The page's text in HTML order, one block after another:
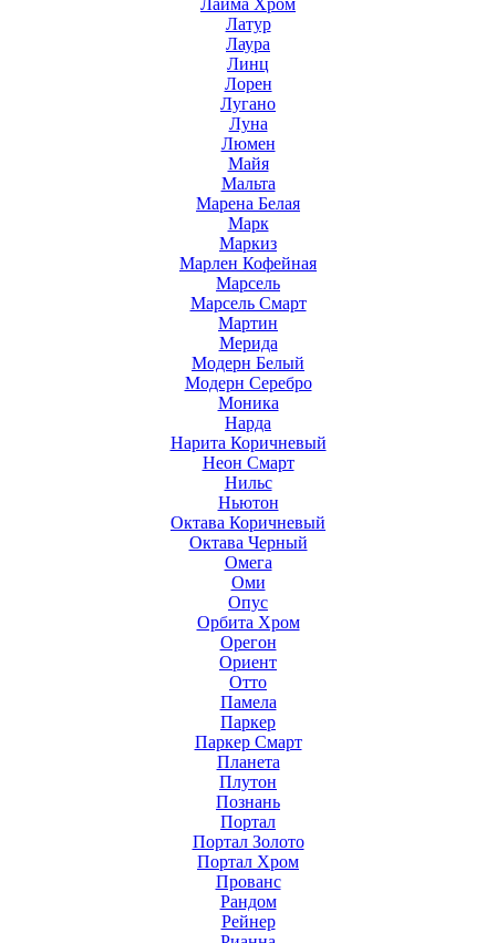
Латур
Лаура
Линц
Лорен
Лугано
Луна
Люмен
Майя
Мальта
Марена Белая
Марк
Маркиз
Марлен Кофейная
Марсель
Марсель Смарт
Мартин
Мерида
Модерн Белый
Модерн Серебро
Моника
Нарда
Нарита Коричневый
Неон Смарт
Нильс
Ньютон
Октава Коричневый
Октава Черный
Омега
Оми
Опус
Орбита Хром
Орегон
Ориент
Отто
Памела
Паркер
Паркер Смарт
Планета
Плутон
Познань
Портал
Портал Золото
Портал Хром
Прованс
Рандом
Рейнер